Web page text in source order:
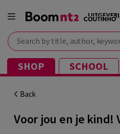
Search by title, author, keyword or
SHOP SCHOOL
Back
Voor jou en je kind!